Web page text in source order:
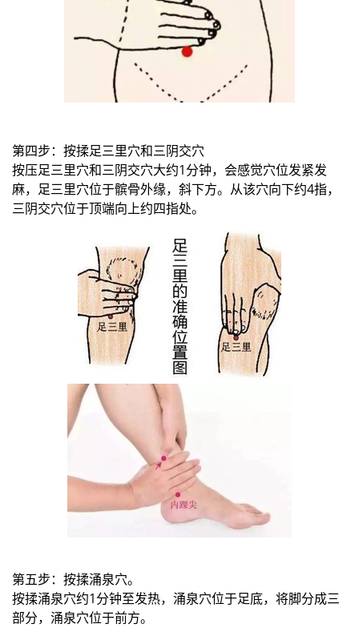
第四步：按揉足三里穴和三阴交穴
按压足三里穴和三阴交穴大约1分钟，会感觉穴位发紧发
麻，足三里穴位于髌骨外缘，斜下方。从该穴向下约4指，
三阴交穴位于顶端向上约四指处。
第五步：按揉涌泉穴。
按揉涌泉穴约1分钟至发热，涌泉穴位于足底，将脚分成三
部分，涌泉穴位于前方。